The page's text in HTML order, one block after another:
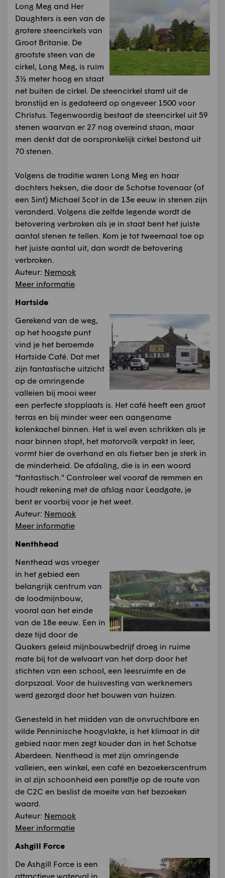
Long Meg and Her
Daughters is een van de
grotere steencirkels van
Groot Britanie. De
grootste steen van de
cirkel, Long Meg, is ruim
3½ meter hoog en staat
net buiten de cirkel. De steencirkel stamt uit de
bronstijd en is gedateerd op ongeveer 1500 voor
Christus. Tegenwoordig bestaat de steencirkel uit 59
stenen waarvan er 27 nog overeind staan, maar
men denkt dat de oorspronkelijk cirkel bestond uit
70 stenen.
Volgens de traditie waren Long Meg en haar
dochters heksen, die door de Schotse tovenaar (of
een Sint) Michael Scot in de 13e eeuw in stenen zijn
veranderd. Volgens die zelfde legende wordt de
betovering verbroken als je in staat bent het juiste
aantal stenen te tellen. Kom je tot tweemaal toe op
het juiste aantal uit, dan wordt de betovering
verbroken.
Auteur: Nemook
Meer informatie
Hartside
Gerekend van de weg,
op het hoogste punt
vind je het beroemde
Hartside Café. Dat met
zijn fantastische uitzicht
op de omringende
valleien bij mooi weer
een perfecte stopplaats is. Het café heeft een groot
terras en bij minder weer een aangename
kolenkachel binnen. Het is wel even schrikken als je
naar binnen stapt, het motorvolk verpakt in leer,
vormt hier de overhand en als fietser ben je sterk in
de minderheid. De afdaling, die is in een woord
"fantastisch." Controleer wel vooraf de remmen en
houdt rekening met de afslag naar Leadgate, je
bent er voorbij voor je het weet.
Auteur: Nemook
Meer informatie
Nenthhead
Nenthead was vroeger
in het gebied een
belangrijk centrum van
de loodmijnbouw,
vooral aan het einde
van de 18e eeuw. Een in
deze tijd door de
Quakers geleid mijnbouwbedrijf droeg in ruime
mate bij tot de welvaart van het dorp door het
stichten van een school, een leesruimte en de
dorpszaal. Voor de huisvesting van werknemers
werd gezorgd door het bouwen van huizen.
Genesteld in het midden van de onvruchtbare en
wilde Penninische hoogvlakte, is het klimaat in dit
gebied naar men zegt kouder dan in het Schotse
Aberdeen. Nenthead is met zijn omringende
valleien, een winkel, een café en bezoekerscentrum
in al zijn schoonheid een pareltje op de route van
de C2C en beslist de moeite van het bezoeken
waard.
Auteur: Nemook
Meer informatie
Ashgill Force
De Ashgill Force is een
attractieve waterval in